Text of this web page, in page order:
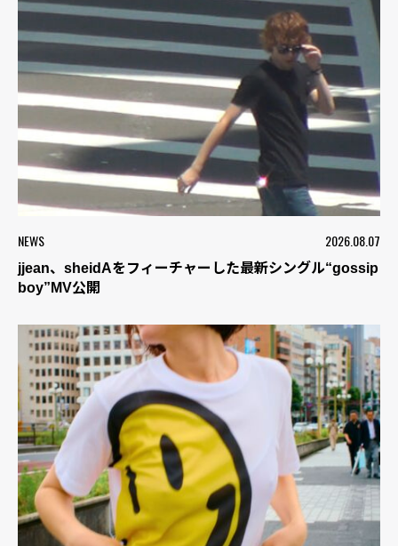
NEWS 2026.08.07
jjean、sheidAをフィーチャーした最新シングル“gossip
boy”MV公開